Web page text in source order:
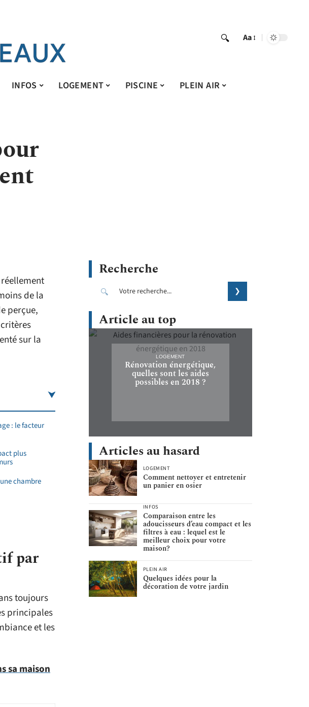
Aa
INFOS LOGEMENT PISCINE PLEIN AIR
de la
perçue,
sur la
: le facteur
plus
chambre
par
toujours
principales
et les
sa maison
Recherche
Article au top
LOGEMENT
Rénovation énergétique,
quelles sont les aides
possibles en 2018 ?
Articles au hasard
LOGEMENT
Comment nettoyer et entretenir
un panier en osier
INFOS
Comparaison entre les
adoucisseurs d’eau compact et les
filtres à eau : lequel est le
meilleur choix pour votre
maison?
PLEIN AIR
Quelques idées pour la
décoration de votre jardin